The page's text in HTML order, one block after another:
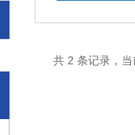
共 2 条记录，